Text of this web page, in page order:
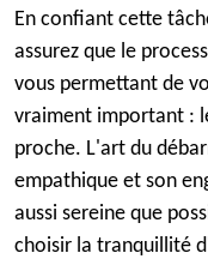
En confiant cette
assurez que le
vous permettant de
vraiment important :
proche. L'art du
empathique et son
aussi sereine que
choisir la tranquillité